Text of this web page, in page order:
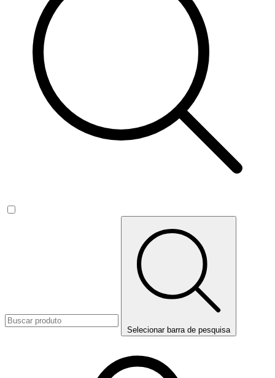
Selecionar barra de pesquisa